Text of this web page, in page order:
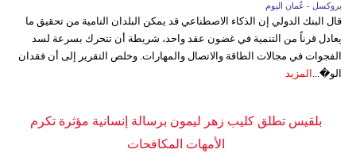
بروكسل - عُمان اليوم
قال البنك الدولي إن الذكاء الاصطناعي قد يمكن البلدان النامية من تحقيق ما
يعادل قرناً من التنمية في غضون عقد واحد، شريطة أن تتحرك بسرعة لسد
الفجوات في مجالات الطاقة والاتصال والمهارات. وخلص التقرير إلى أن فقدان
الو�... المزيد
بلقيس تطلق كليب زهر ليمون برسالة إنسانية مؤثرة تكرم
الأمهات المكافحات